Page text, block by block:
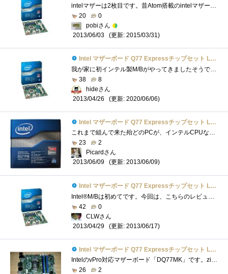
intelマザーは2枚目です。昔Atom搭載のintelマザーを使っていましたがBIOSがじゃじゃ馬で大変でした。 今回運よくレビューに当選しこのマザーボー�...
20
0
pobiさん
2013/06/03
(更新: 2015/03/31)
Intel マザーボード Q77 Expressチップセット LGA1155 BOXDQ77MK 【Micro-ATX】
我が家に初インテル製M/Bがやってきましたそうです、プレミアムレビューに選出されたからです今思うと、これだけ作っていながら、なぜ1台もイ�...
38
8
hideさん
2013/04/26
(更新: 2020/06/06)
Intel マザーボード Q77 Expressチップセット LGA1155 BOXDQ77MK 【Micro-ATX】
これまで組んで来た殆どのPCが、インテルCPUなのに、これまでインテル製マザーボードを使ったことがありませんでした。安心感はあるものの、機...
23
2
Picardさん
2013/06/09
(更新: 2013/06/09)
Intel マザーボード Q77 Expressチップセット LGA1155 BOXDQ77MK 【Micro-ATX】
Intel®M/Bは初めてです。今回は、こちらのレビュー完成は必須条件では有りませんが、取りあえず組み上げたのでその動作検証の意味も含めて少し�...
42
0
CLWさん
2013/04/29
(更新: 2013/06/17)
Intel マザーボード Q77 Expressチップセット LGA1155 BOXDQ77MK 【Micro-ATX】
IntelのvPro対応マザーボード「DQ77MK」です。zigsowのvProプレミアムレビューのレビュー品の一つです(；=ﾟωﾟ)=３３３【メーカー/型番】intel/DQ77MK【チ...
26
2